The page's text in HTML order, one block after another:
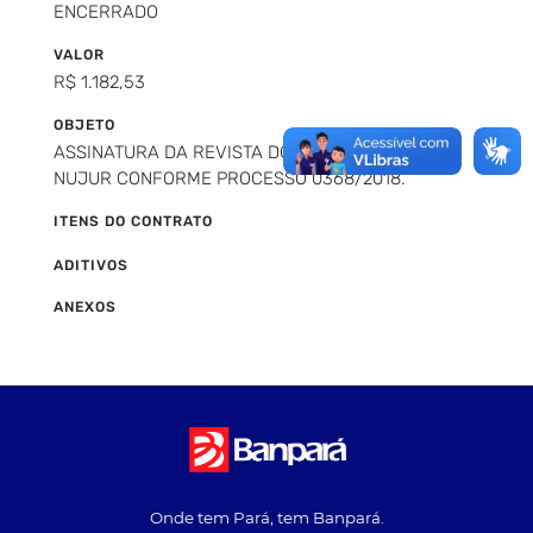
ENCERRADO
VALOR
R$ 1.182,53
OBJETO
ASSINATURA DA REVISTA DOS TRIBUNAIS PARA O
NUJUR CONFORME PROCESSO 0368/2018.
ITENS DO CONTRATO
ADITIVOS
ANEXOS
Onde tem Pará, tem Banpará.